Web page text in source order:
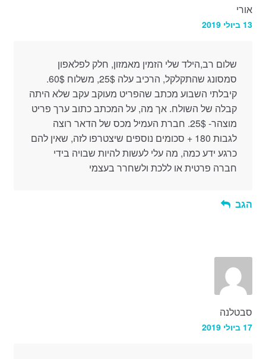
אורי
13 ביולי 2019
שלום רב,הילד שלי הזמין מאמזון, חלק לפלאפון
סמסונג שהתקלקל, הרכיב עלה 25$, משלוח 60$.
קיבלתי השבוע מכתב שהפריט מעוקב עקב שלא היתה
קבלה של השולח. אך מה, על המכתב כתוב ערך פריט
מוצהר- 25$. חברת העמיל מכס של הדאר רוצה
לגבות 180 + סכומים נוספים שיצטרפו לזה, שאין להם
כרגע ידע כמה, מה עלי לעשות להיות שבויה בידי
חברה פרטית או ללכת ולשחרר בעצמי
הגב
סבטלנה
17 ביולי 2019